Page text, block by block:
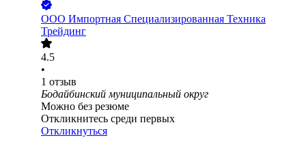
ООО Импортная Специализированная Техника
Трейдинг
4.5
•
1 отзыв
Бодайбинский муниципальный округ
Можно без резюме
Откликнитесь среди первых
Откликнуться